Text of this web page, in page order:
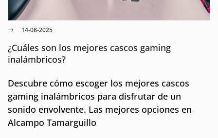
14-08-2025
¿Cuáles son los mejores cascos gaming
inalámbricos?
Descubre cómo escoger los mejores cascos
gaming inalámbricos para disfrutar de un
sonido envolvente. Las mejores opciones en
Alcampo Tamarguillo